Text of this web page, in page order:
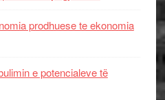
prodhuese te ekonomia
e potencialeve të